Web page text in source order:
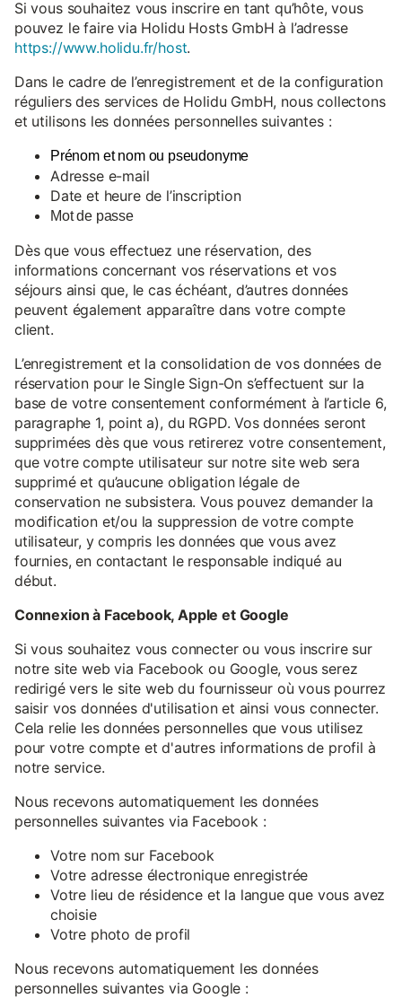
Si vous souhaitez vous inscrire en tant qu’hôte, vous
pouvez le faire via Holidu Hosts GmbH à l’adresse
https://www.holidu.fr/host.
Dans le cadre de l’enregistrement et de la configuration
réguliers des services de Holidu GmbH, nous collectons
et utilisons les données personnelles suivantes :
Prénom et nom ou pseudonyme
Adresse e-mail
Date et heure de l’inscription
Mot de passe
Dès que vous effectuez une réservation, des
informations concernant vos réservations et vos
séjours ainsi que, le cas échéant, d’autres données
peuvent également apparaître dans votre compte
client.
L’enregistrement et la consolidation de vos données de
réservation pour le Single Sign-On s’effectuent sur la
base de votre consentement conformément à l’article 6,
paragraphe 1, point a), du RGPD. Vos données seront
supprimées dès que vous retirerez votre consentement,
que votre compte utilisateur sur notre site web sera
supprimé et qu’aucune obligation légale de
conservation ne subsistera. Vous pouvez demander la
modification et/ou la suppression de votre compte
utilisateur, y compris les données que vous avez
fournies, en contactant le responsable indiqué au
début.
Connexion à Facebook, Apple et Google
Si vous souhaitez vous connecter ou vous inscrire sur
notre site web via Facebook ou Google, vous serez
redirigé vers le site web du fournisseur où vous pourrez
saisir vos données d'utilisation et ainsi vous connecter.
Cela relie les données personnelles que vous utilisez
pour votre compte et d'autres informations de profil à
notre service.
Nous recevons automatiquement les données
personnelles suivantes via Facebook :
Votre nom sur Facebook
Votre adresse électronique enregistrée
Votre lieu de résidence et la langue que vous avez
choisie
Votre photo de profil
Nous recevons automatiquement les données
personnelles suivantes via Google :